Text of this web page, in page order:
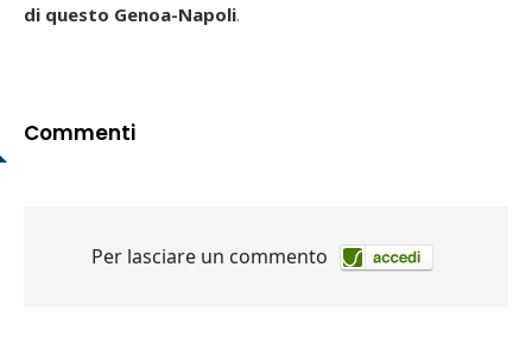
di questo Genoa-Napoli.
Commenti